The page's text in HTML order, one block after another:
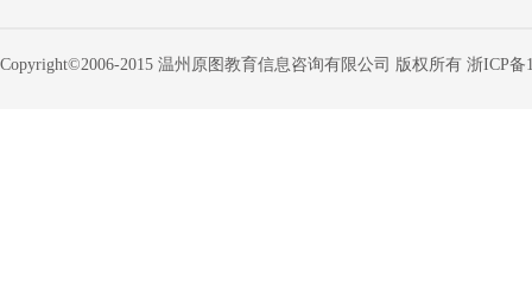
Copyright©2006-2015 温州原图教育信息咨询有限公司 版权所有 浙ICP备